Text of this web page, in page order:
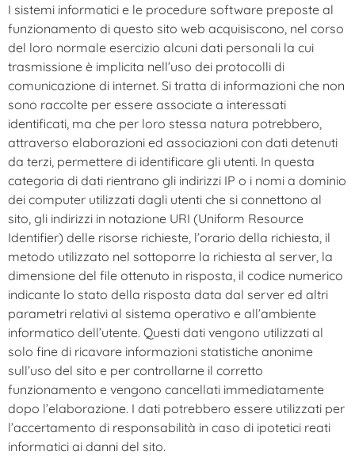
I sistemi informatici e le procedure software preposte al
funzionamento di questo sito web acquisiscono, nel corso
del loro normale esercizio alcuni dati personali la cui
trasmissione è implicita nell’uso dei protocolli di
comunicazione di internet. Si tratta di informazioni che non
sono raccolte per essere associate a interessati
identificati, ma che per loro stessa natura potrebbero,
attraverso elaborazioni ed associazioni con dati detenuti
da terzi, permettere di identificare gli utenti. In questa
categoria di dati rientrano gli indirizzi IP o i nomi a dominio
dei computer utilizzati dagli utenti che si connettono al
sito, gli indirizzi in notazione URI (Uniform Resource
Identifier) delle risorse richieste, l’orario della richiesta, il
metodo utilizzato nel sottoporre la richiesta al server, la
dimensione del file ottenuto in risposta, il codice numerico
indicante lo stato della risposta data dal server ed altri
parametri relativi al sistema operativo e all’ambiente
informatico dell’utente. Questi dati vengono utilizzati al
solo fine di ricavare informazioni statistiche anonime
sull’uso del sito e per controllarne il corretto
funzionamento e vengono cancellati immediatamente
dopo l’elaborazione. I dati potrebbero essere utilizzati per
l’accertamento di responsabilità in caso di ipotetici reati
informatici ai danni del sito.